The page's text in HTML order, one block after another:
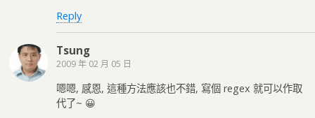
Reply
Tsung
2009 年 02 月 05 日
嗯嗯, 感恩, 這種方法應該也不錯, 寫個 regex 就可以作取
代了~ 😀